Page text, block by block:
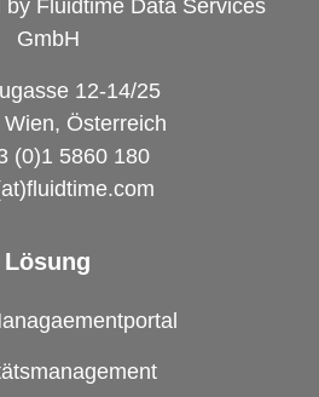
Fluidtime Data Services
GmbH
12-14/25
Österreich
(0)1 5860 180
Lösung